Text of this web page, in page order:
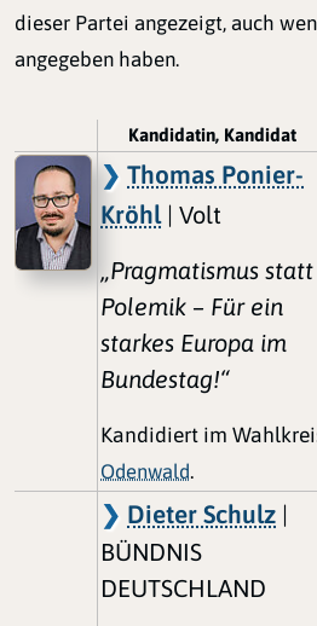
dieser Partei angezeigt, auch
angegeben haben.
Kandidatin, Kandidat
Thomas Ponier-
Kröhl| Volt
„Pragmatismus statt
Polemik – Für ein
starkes Europa im
Bundestag!“
Kandidiert im
Odenwald.
Dieter Schulz |
BÜNDNIS
DEUTSCHLAND